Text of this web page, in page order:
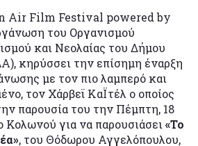
Air Film Festival powered by
του Οργανισμού
και Νεολαίας του Δήμου
κηρύσσει την επίσημη έναρξη
με τον πιο λαμπερό και
τον Χάρβεϊ ΚαΪτέλ ο οποίος
παρουσία του την Πέμπτη, 18
Κολωνού για να παρουσιάσει«Το
, του Θόδωρου Αγγελόπουλου,